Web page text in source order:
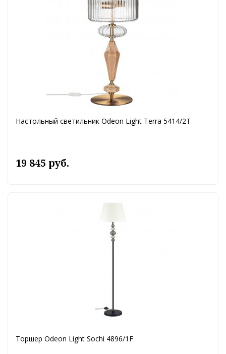
Настольный светильник Odeon Light Terra 5414/2T
19 845 руб.
Торшер Odeon Light Sochi 4896/1F